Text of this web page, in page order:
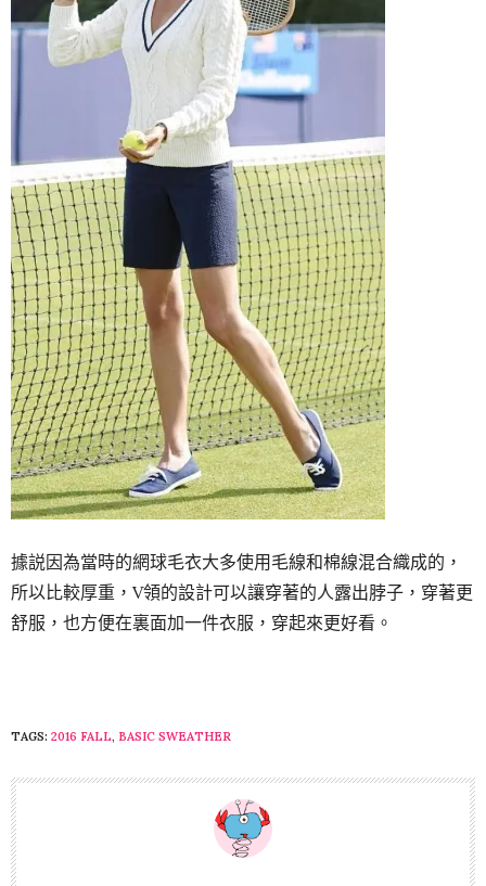
據説因為當時的網球毛衣大多使用毛線和棉線混合織成的，
所以比較厚重，V領的設計可以讓穿著的人露出脖子，穿著更
舒服，也方便在裏面加一件衣服，穿起來更好看。
TAGS: 2016 FALL, BASIC SWEATHER